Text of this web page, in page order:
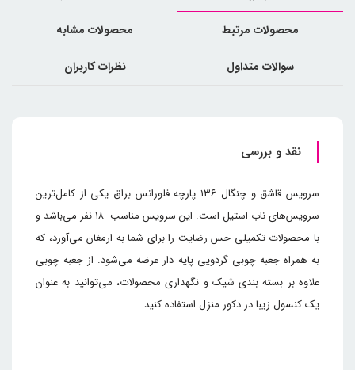
محصولات مرتبط محصولات مشابه
سوالات متداول نظرات کاربران
نقد و بررسی
سرویس قاشق و چنگال ۱۳۶ پارچه فلورانس براق یکی از کامل‌ترین
سرویس‌های ناب استیل است. این سرویس مناسب ۱۸ نفر می‌باشد و
با محصولات تکمیلی حس رضایت را برای شما به ارمغان می‌آورد، که
به همراه جعبه چوبی گردویی پایه دار عرضه می‌شود. از جعبه چوبی
علاوه بر بسته بندی شیک و نگهداری محصولات، می‌توانید به عنوان
یک کنسول زیبا در دکور منزل استفاده کنید.